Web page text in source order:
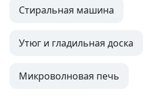
Стиральная машина
Утюг и гладильная доска
Микроволновая печь